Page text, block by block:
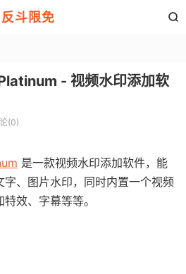
反斗限免 
- 视频水印添加软
(0)
是一款视频水印添加软件，能
、图片水印，同时内置一个视频
效、字幕等等。